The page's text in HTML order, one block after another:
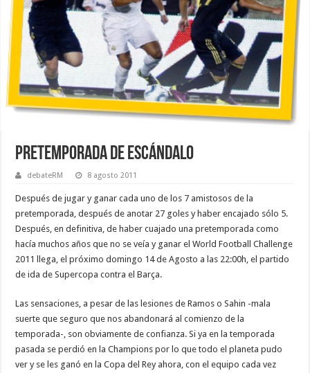
Pretemporada de escándalo
debateRM 8 agosto 2011
Después de jugar y ganar cada uno de los 7 amistosos de la
pretemporada, después de anotar 27 goles y haber encajado sólo 5.
Después, en definitiva, de haber cuajado una pretemporada como
hacía muchos años que no se veía y ganar el World Football Challenge
2011 llega, el próximo domingo 14 de Agosto a las 22:00h, el partido
de ida de Supercopa contra el Barça.
Las sensaciones, a pesar de las lesiones de Ramos o Sahin -mala
suerte que seguro que nos abandonará al comienzo de la
temporada-, son obviamente de confianza. Si ya en la temporada
pasada se perdió en la Champions por lo que todo el planeta pudo
ver y se les ganó en la Copa del Rey ahora, con el equipo cada vez